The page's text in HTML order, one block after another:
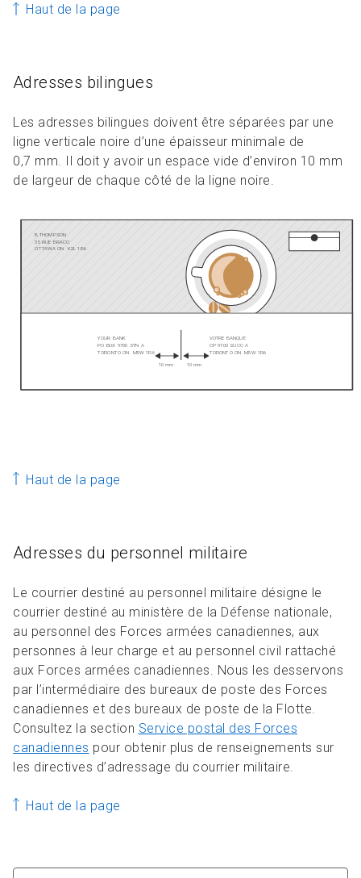
Haut de la page
Adresses bilingues
Les adresses bilingues doivent être séparées par une
ligne verticale noire d’une épaisseur minimale de
0,7 mm. Il doit y avoir un espace vide d’environ 10 mm
de largeur de chaque côté de la ligne noire.
Haut de la page
Adresses du personnel militaire
Le courrier destiné au personnel militaire désigne le
courrier destiné au ministère de la Défense nationale,
au personnel des Forces armées canadiennes, aux
personnes à leur charge et au personnel civil rattaché
aux Forces armées canadiennes. Nous les desservons
par l’intermédiaire des bureaux de poste des Forces
canadiennes et des bureaux de poste de la Flotte.
Consultez la section Service postal des Forces
canadiennes pour obtenir plus de renseignements sur
les directives d’adressage du courrier militaire.
Haut de la page